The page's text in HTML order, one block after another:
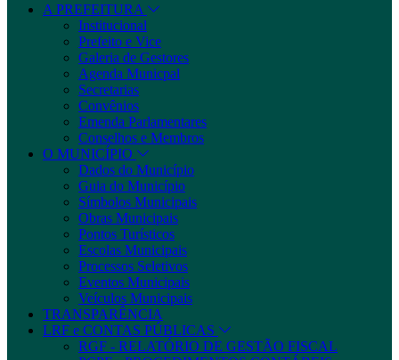
A PREFEITURA
Institucional
Prefeito e Vice
Galeria de Gestores
Agenda Municpal
Secretarias
Convênios
Emenda Parlamentares
Conselhos e Membros
O MUNICÍPIO
Dados do Município
Guia do Município
Símbolos Municipais
Obras Municipais
Pontos Turísticos
Escolas Municipais
Processos Seletivos
Eventos Municipais
Veículos Municipais
TRANSPARÊNCIA
LRF e CONTAS PÚBLICAS
RGF - RELATÓRIO DE GESTÃO FISCAL